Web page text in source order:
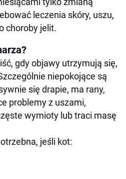
leczenia skóry, uszu,
choroby jelit.
gdy objawy utrzymują się,
niepokojące są
się drapie, ma rany,
problemy z uszami,
wymioty lub traci masę
jeśli kot: